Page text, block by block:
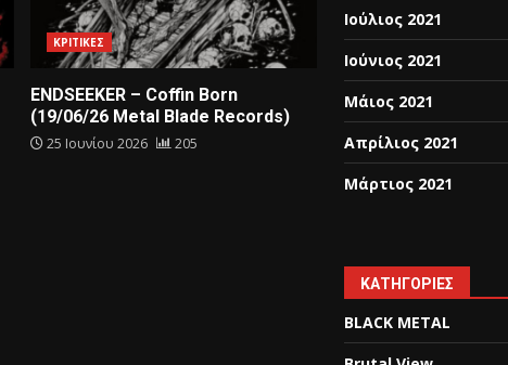
ΚΡΙΤΙΚΕΣ
ENDSEEKER – Coffin Born
(19/06/26 Metal Blade Records)
25 Ιουνίου 2026 205
Ιούλιος 2021
Ιούνιος 2021
Μάιος 2021
Απρίλιος 2021
Μάρτιος 2021
KΑΤΗΓΟΡΊΕΣ
BLACK METAL